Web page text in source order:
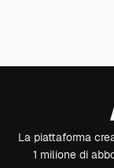
La piattaforma
1 milione di